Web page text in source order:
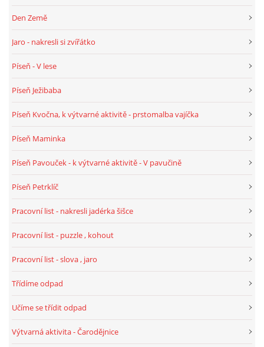
DUŠIČKY
SVATÁ KATEŘINA 25.LISTOPADU
MIKULÁŠ, ČERTI
VELIKONOCE
Den Země
Jaro - nakresli si zvířátko
Píseň - V lese
Píseň Ježibaba
Píseň Kvočna, k výtvarné aktivitě - prstomalba vajíčka
Píseň Maminka
Píseň Pavouček - k výtvarné aktivitě - V pavučině
Píseň Petrklíč
Pracovní list - nakresli jadérka šišce
Pracovní list - puzzle , kohout
Pracovní list - slova , jaro
Třídíme odpad
Učíme se třídit odpad
Výtvarná aktivita - Čarodějnice